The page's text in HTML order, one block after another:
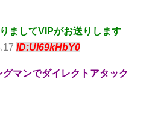
ましてVIPがお送りします
ID:UI69kHbY0
マンでダイレクトアタック